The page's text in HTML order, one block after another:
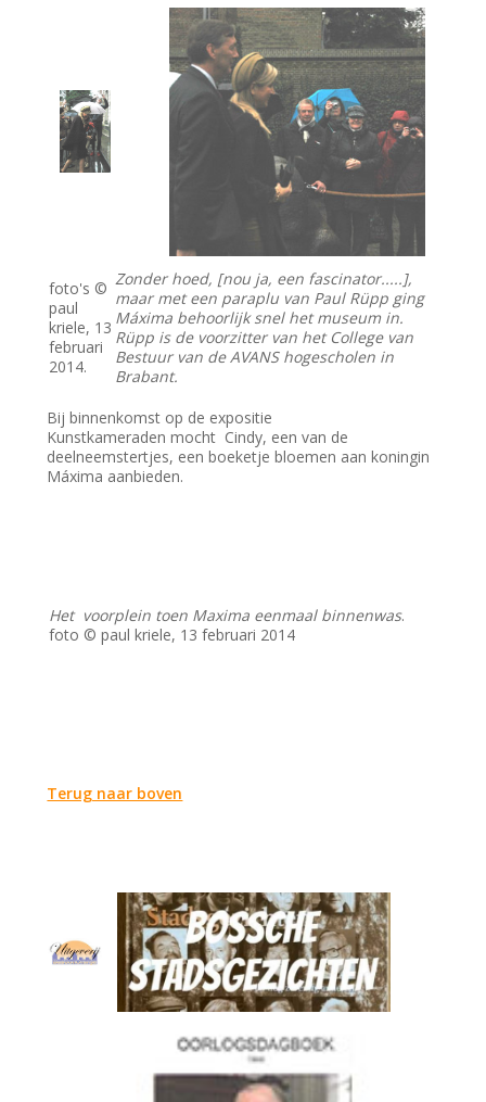
foto's ©
paul
kriele, 13
februari
2014.
Zonder hoed, [nou ja, een fascinator.....],
maar met een paraplu van Paul Rüpp ging
Máxima behoorlijk snel het museum in.
Rüpp is de voorzitter van het College van
Bestuur van de AVANS hogescholen in
Brabant.
Bij binnenkomst op de expositie
Kunstkameraden mocht Cindy, een van de
deelneemstertjes, een boeketje bloemen aan koningin
Máxima aanbieden.
Het voorplein toen Maxima eenmaal binnenwas.
foto © paul kriele, 13 februari 2014
Terug naar boven